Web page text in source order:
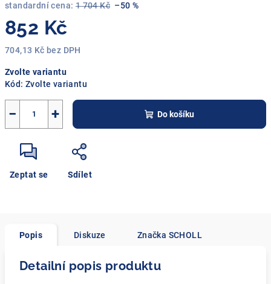
standardní cena: 1 704 Kč –50 %
852 Kč
704,13 Kč bez DPH
cena:
Zvolte variantu
Kód: Zvolte variantu
+
− Do košíku
Zeptat se Sdílet
Popis Diskuze Značka SCHOLL
Detailní popis produktu